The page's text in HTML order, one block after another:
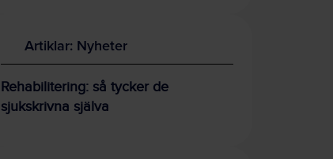
Artiklar: Nyheter
Rehabilitering: så tycker de
sjukskrivna själva